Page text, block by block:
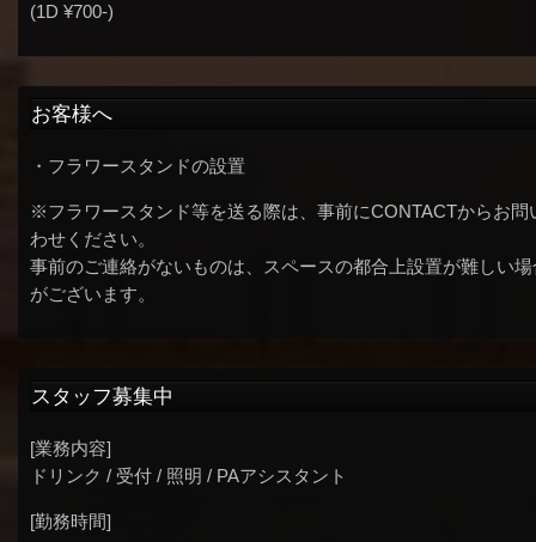
(1D ¥700-)
お客様へ
・フラワースタンドの設置
※フラワースタンド等を送る際は、事前にCONTACTからお問
わせください。
事前のご連絡がないものは、スペースの都合上設置が難しい場
がございます。
スタッフ募集中
[業務内容]
ドリンク / 受付 / 照明 / PAアシスタント
[勤務時間]